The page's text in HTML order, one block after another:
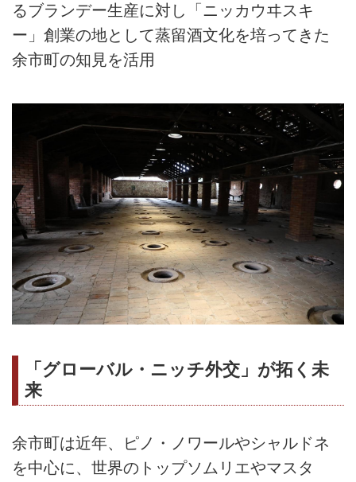
るブランデー生産に対し「ニッカウヰスキ
ー」創業の地として蒸留酒文化を培ってきた
余市町の知見を活用
「グローバル・ニッチ外交」が拓く未
来
余市町は近年、ピノ・ノワールやシャルドネ
を中心に、世界のトップソムリエやマスタ